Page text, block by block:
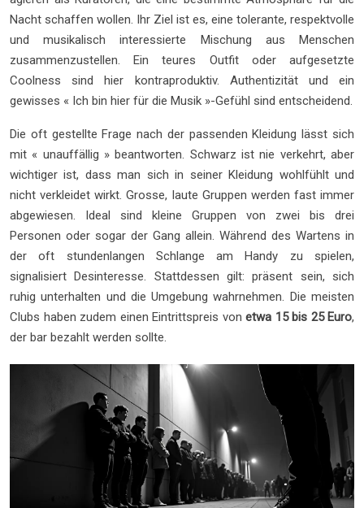
Nacht schaffen wollen. Ihr Ziel ist es, eine tolerante, respektvolle
und musikalisch interessierte Mischung aus Menschen
zusammenzustellen. Ein teures Outfit oder aufgesetzte
Coolness sind hier kontraproduktiv. Authentizität und ein
gewisses « Ich bin hier für die Musik »-Gefühl sind entscheidend.
Die oft gestellte Frage nach der passenden Kleidung lässt sich
mit « unauffällig » beantworten. Schwarz ist nie verkehrt, aber
wichtiger ist, dass man sich in seiner Kleidung wohlfühlt und
nicht verkleidet wirkt. Grosse, laute Gruppen werden fast immer
abgewiesen. Ideal sind kleine Gruppen von zwei bis drei
Personen oder sogar der Gang allein. Während des Wartens in
der oft stundenlangen Schlange am Handy zu spielen,
signalisiert Desinteresse. Stattdessen gilt: präsent sein, sich
ruhig unterhalten und die Umgebung wahrnehmen. Die meisten
Clubs haben zudem einen Eintrittspreis von etwa 15 bis 25 Euro,
der bar bezahlt werden sollte.